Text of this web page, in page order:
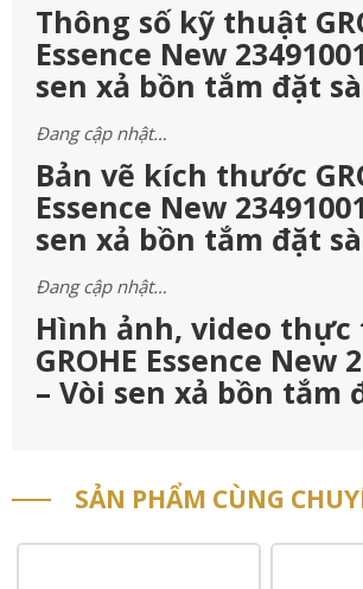
Thông số kỹ thuật
Essence New
sen xả bồn tắm đặt
Đang cập nhật…
Bản vẽ kích thước
Essence New
sen xả bồn tắm đặt
Đang cập nhật…
Hình ảnh, video thực
GROHE Essence New
– Vòi sen xả bồn tắm
SẢN PHẨM CÙNG